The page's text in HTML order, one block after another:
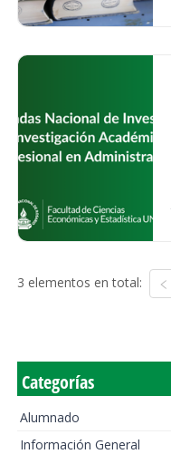
3 elementos en total:
Categorías
Alumnado
Información General